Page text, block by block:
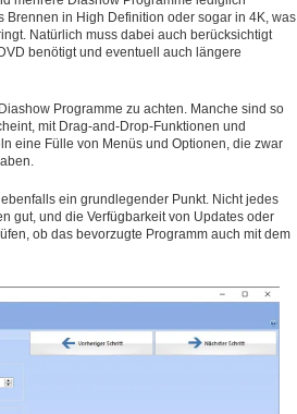
in High Definition oder sogar in 4K, was
Natürlich muss dabei auch berücksichtigt
benötigt und eventuell auch längere
Programme zu achten. Manche sind so
mit Drag-and-Drop-Funktionen und
eine Fülle von Menüs und Optionen, die zwar
ein grundlegender Punkt. Nicht jedes
gut, und die Verfügbarkeit von Updates oder
ob das bevorzugte Programm auch mit dem